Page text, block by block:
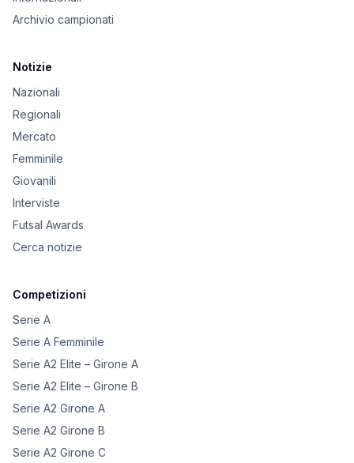
Archivio campionati
Notizie
Nazionali
Regionali
Mercato
Femminile
Giovanili
Interviste
Futsal Awards
Cerca notizie
Competizioni
Serie A
Serie A Femminile
Serie A2 Elite – Girone A
Serie A2 Elite – Girone B
Serie A2 Girone A
Serie A2 Girone B
Serie A2 Girone C